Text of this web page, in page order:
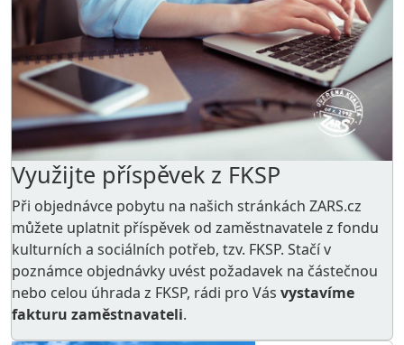
Využijte příspěvek z FKSP
Při objednávce pobytu na našich stránkách ZARS.cz
můžete uplatnit příspěvek od zaměstnavatele z fondu
kulturních a sociálních potřeb, tzv. FKSP. Stačí v
poznámce objednávky uvést požadavek na částečnou
nebo celou úhrada z FKSP, rádi pro Vás vystavíme
fakturu zaměstnavateli.